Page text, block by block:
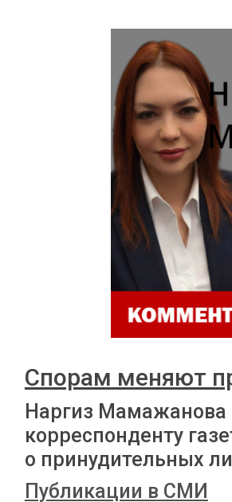
Спорам меняют
Наргиз
корреспонденту
о принудительных
Публикации в СМИ